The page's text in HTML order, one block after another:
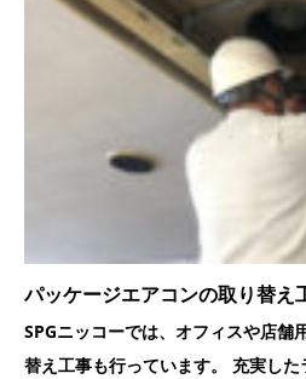
パッケージエアコンの取り替え
SPGニッコーでは、オフィスや店舗
替え工事も行っています。 充実した